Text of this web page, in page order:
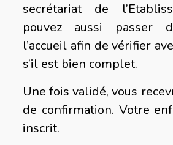
secrétariat de
pouvez aussi passer
l’accueil afin de vérifier
s’il est bien complet.
Une fois validé, vous
de confirmation. Votre
inscrit.